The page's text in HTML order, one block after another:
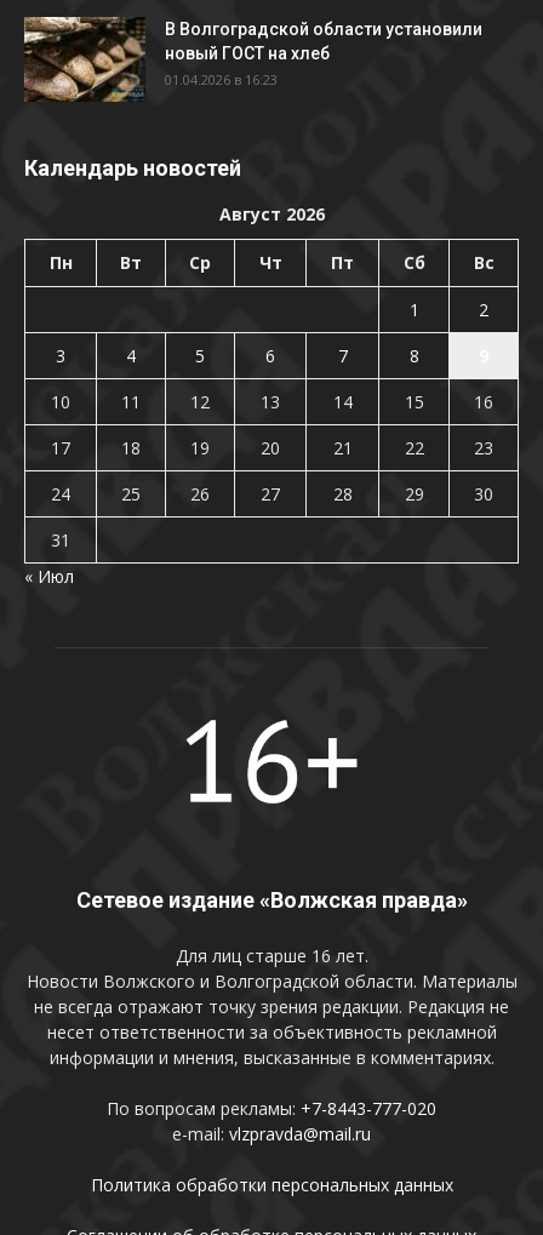
В Волгоградской области установили
новый ГОСТ на хлеб
01.04.2026 в 16:23
Календарь новостей
Август 2026
Пн Вт Ср Чт Пт Сб Вс
1
2
3
4 5 6 7 8
10
11 12 13 14 15
16
17
18 19 20 21 22
23
24
25 26 27 28 29
30
31
« Июл
Сетевое издание «Волжская правда»
Для лиц старше 16 лет.
Новости Волжского и Волгоградской области. Материалы
не всегда отражают точку зрения редакции. Редакция не
несет ответственности за объективность рекламной
информации и мнения, высказанные в комментариях.
По вопросам рекламы: +7-8443-777-020
e-mail: vlzpravda@mail.ru
Политика обработки персональных данных